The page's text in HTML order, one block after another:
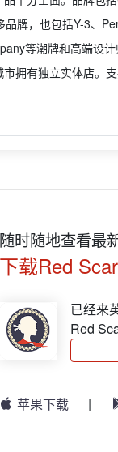
牌，也包括Y-3、
等潮牌和高端设
拥有独立实体店。支
随时随地查看最
下载Red
已经来
Red
苹果下载 |